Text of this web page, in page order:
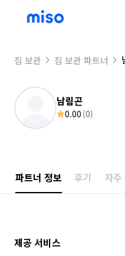
짐 보관 짐 보관 파트너
남림곤
0.00 (0)
파트너 정보 후기 자주
제공 서비스